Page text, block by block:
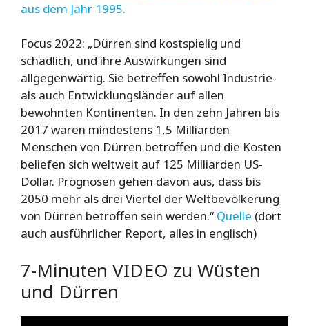
aus dem Jahr 1995.
Focus 2022: „Dürren sind kostspielig und
schädlich, und ihre Auswirkungen sind
allgegenwärtig. Sie betreffen sowohl Industrie-
als auch Entwicklungsländer auf allen
bewohnten Kontinenten. In den zehn Jahren bis
2017 waren mindestens 1,5 Milliarden
Menschen von Dürren betroffen und die Kosten
beliefen sich weltweit auf 125 Milliarden US-
Dollar. Prognosen gehen davon aus, dass bis
2050 mehr als drei Viertel der Weltbevölkerung
von Dürren betroffen sein werden.“ Quelle (dort
auch ausführlicher Report, alles in englisch)
7-Minuten VIDEO zu Wüsten
und Dürren